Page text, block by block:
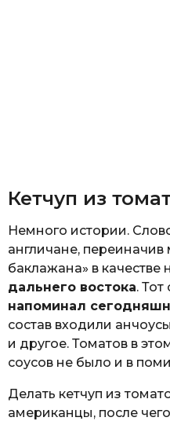
Кетчуп из
Немного истории.
англичане, переиначив
баклажана» в качестве
дальнего востока. Тот
напоминал
состав входили
и другое. Томатов в
соусов не было и в
Делать кетчуп из
американцы, после